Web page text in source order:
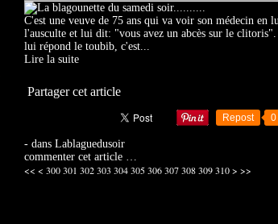
C'est une veuve de 75 ans qui va voir son médecin
l'ausculte et lui dit: "vous avez un abcès sur le
lui répond le toubib, c'est...
Lire la suite
Partager cet article
Repost 0
- dans Lablaguedusoir
commenter cet article …
<< < 300301 302303 304305306307308309310320
330
340
350
360
370
380
390
400
500
600
700
800
> >>